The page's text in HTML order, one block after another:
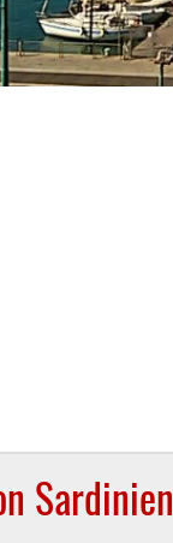
Sardinien